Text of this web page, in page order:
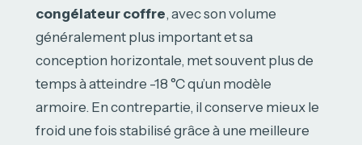
congélateur coffre, avec son volume
généralement plus important et sa
conception horizontale, met souvent plus de
temps à atteindre -18 °C qu’un modèle
armoire. En contrepartie, il conserve mieux le
froid une fois stabilisé grâce à une meilleure